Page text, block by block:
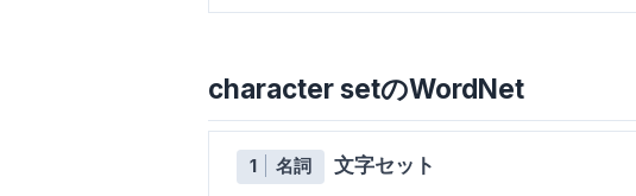
character setのWordNet
1 名詞 文字セット